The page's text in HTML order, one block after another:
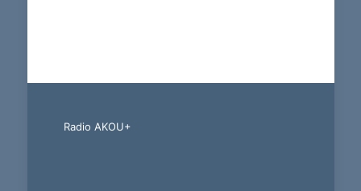
Radio AKOU+